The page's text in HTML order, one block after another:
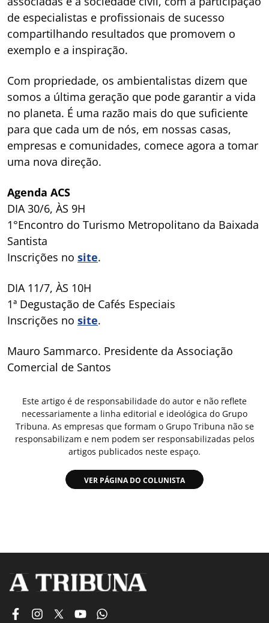
de especialistas e profissionais de sucesso
compartilhando resultados que promovem o
exemplo e a inspiração.
Com propriedade, os ambientalistas dizem que
somos a última geração que pode garantir a vida
no planeta. É uma razão mais do que suficiente
para que cada um de nós, em nossas casas,
empresas e comunidades, comece agora a tomar
uma nova direção.
Agenda ACS
DIA 30/6, ÀS 9H
1°Encontro do Turismo Metropolitano da Baixada
Santista
Inscrições no site.
DIA 11/7, ÀS 10H
1ª Degustação de Cafés Especiais
Inscrições no site.
Mauro Sammarco. Presidente da Associação
Comercial de Santos
Este artigo é de responsabilidade do autor e não reflete
necessariamente a linha editorial e ideológica do Grupo
Tribuna. As empresas que formam o Grupo Tribuna não se
responsabilizam e nem podem ser responsabilizadas pelos
artigos publicados neste espaço.
VER PÁGINA DO COLUNISTA